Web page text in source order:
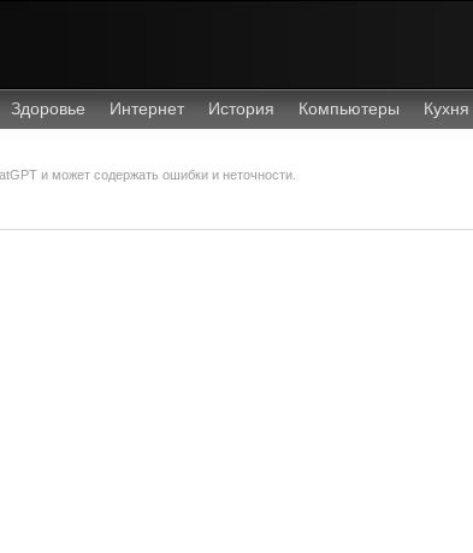
Здоровье Интернет История Компьютеры Кухня
и может содержать ошибки и неточности.